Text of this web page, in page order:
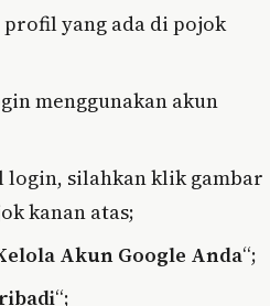
yang ada di pojok
menggunakan akun
login, silahkan klik gambar
kanan atas;
Akun Google Anda“;
“;